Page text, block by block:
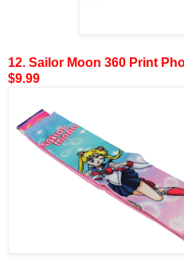
12. Sailor Moon 360 Print
$9.99